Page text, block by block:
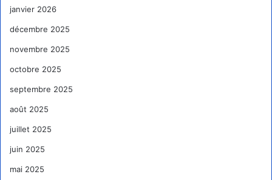
janvier 2026
décembre 2025
novembre 2025
octobre 2025
septembre 2025
août 2025
juillet 2025
juin 2025
mai 2025